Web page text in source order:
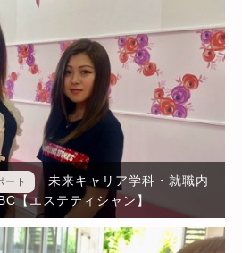
ート
未来キャリア学科・就職内
【エステティシャン】